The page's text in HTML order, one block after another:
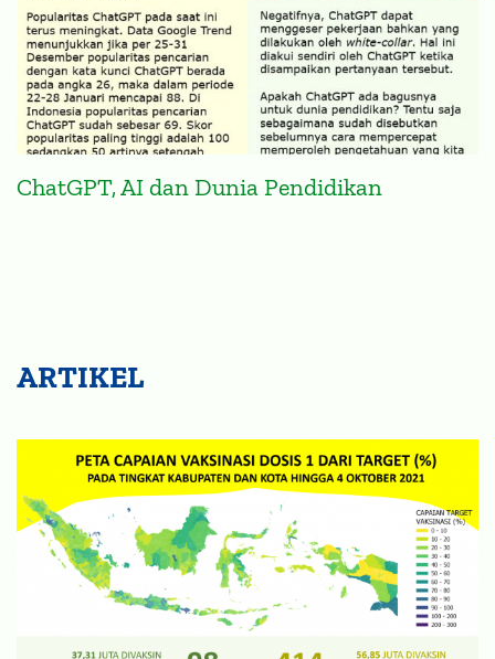
ChatGPT, AI dan Dunia Pendidikan